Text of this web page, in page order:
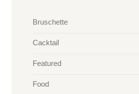
Bruschette
Cacktail
Featured
Food